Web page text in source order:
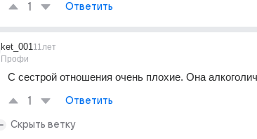
1 Ответить
ket_001
Профи
11лет
С сестрой отношения очень плохие. Она
1 Ответить
Скрыть ветку